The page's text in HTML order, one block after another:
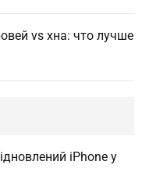
vs хна: что лучше
iPhone у